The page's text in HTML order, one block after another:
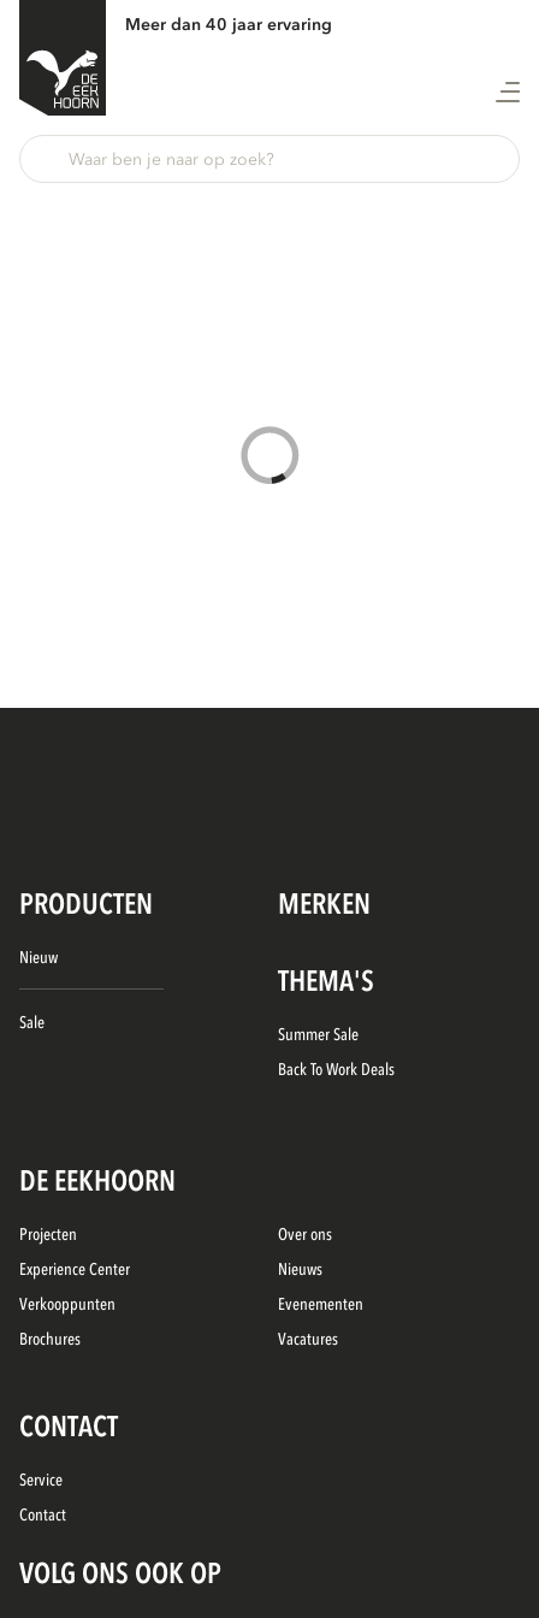
Meer dan 40 jaar ervaring
PRODUCTEN MERKEN
Nieuw
Sale
THEMA'S
Summer Sale
Back To Work Deals
DE EEKHOORN
Projecten
Experience Center
Verkooppunten
Brochures
Over ons
Nieuws
Evenementen
Vacatures
CONTACT
Service
Contact
VOLG ONS OOK OP